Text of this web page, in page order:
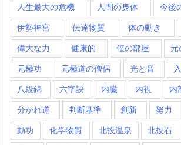
人生最大の危機 人間の身体 今後
伊勢神宮 伝達物質 体の動き
偉大な力 健康的 僕の部屋 元
元極功 元極道の僧侶 光と音
八段錦 六字訣 内臓 内視 内
分かれ道 判断基準 創新 努力
動功 化学物質 北投温泉 北投石